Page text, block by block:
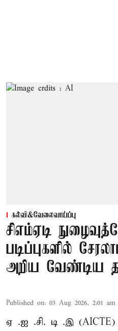
கல்வி&வேலைவாய்ப்பு
சிஎம்ஏடி
படிப்புகளில்
அறிய வேண்டிய
Published on: 03 Aug 2026, 2:01 am
ஏ .ஐ .சி. டி .இ